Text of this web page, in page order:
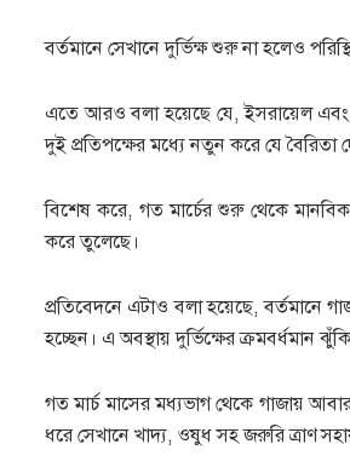
বর্তমানে সেখানে দুর্ভিক্ষ শুরু না হলেও
এতে আরও বলা হয়েছে যে, ইসরায়েল এবং
দুই প্রতিপক্ষের মধ্যে নতুন করে যে বৈরিতা
বিশেষ করে, গত মার্চের শুরু থেকে
করে তুলেছে।
প্রতিবেদনে এটাও বলা হয়েছে, বর্তমানে
হচ্ছেন। এ অবস্থায় দুর্ভিক্ষের ক্রমবর্ধমান
গত মার্চ মাসের মধ্যভাগ থেকে গাজায়
ধরে সেখানে খাদ্য, ওষুধ সহ জরুরি ত্রাণ